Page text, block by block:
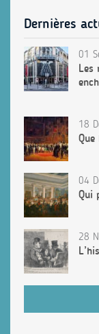
Dernières
01
Les
18
04
Qui
28